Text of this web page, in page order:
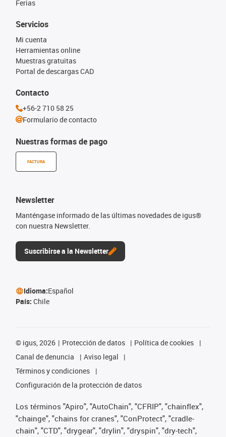
Ferias
Nuestras formas de pago
FACTURA
Servicios
Mi cuenta
Herramientas online
Muestras gratuitas
Portal de descargas CAD
Newsletter
Manténgase informado de las últimas novedades de igus®
con nuestra Newsletter.
Suscribirse a la Newsletter
Contacto
+56-2 710 58 25
Formulario de contacto
Idioma:Español
País: Chile
© igus, 2026 Protección de datos
Política de cookies
Canal de denuncia
Aviso legal
Términos y condiciones
Configuración de la protección de datos
Los términos "Apiro", "AutoChain", "CFRIP", "chainflex",
"chainge", "chains for cranes", "ConProtect", "cradle-
chain", "CTD", "drygear", "drylin", "dryspin", "dry-tech",